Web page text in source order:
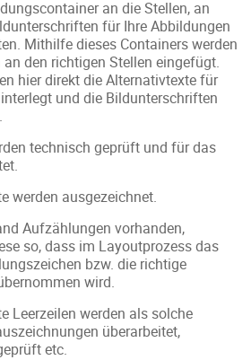
an die Stellen, an
für Ihre Abbildungen
Mithilfe dieses Containers werden
den richtigen Stellen eingefügt.
hier direkt die Alternativtexte für
und die Bildunterschriften
technisch geprüft und für das
werden ausgezeichnet.
Aufzählungen vorhanden,
so, dass im Layoutprozess das
bzw. die richtige
wird.
Leerzeilen werden als solche
überarbeitet,
etc.